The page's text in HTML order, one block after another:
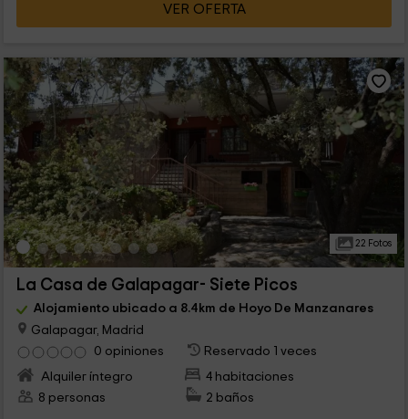
VER OFERTA
22 Fotos
La Casa de Galapagar- Siete Picos
Alojamiento ubicado a 8.4km de Hoyo De Manzanares
Galapagar, Madrid
0 opiniones
Reservado 1 veces
Alquiler íntegro
4 habitaciones
8 personas
2 baños